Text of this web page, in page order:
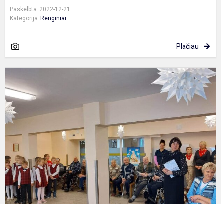
Paskelbta: 2022-12-21
Kategorija: Renginiai
Plačiau